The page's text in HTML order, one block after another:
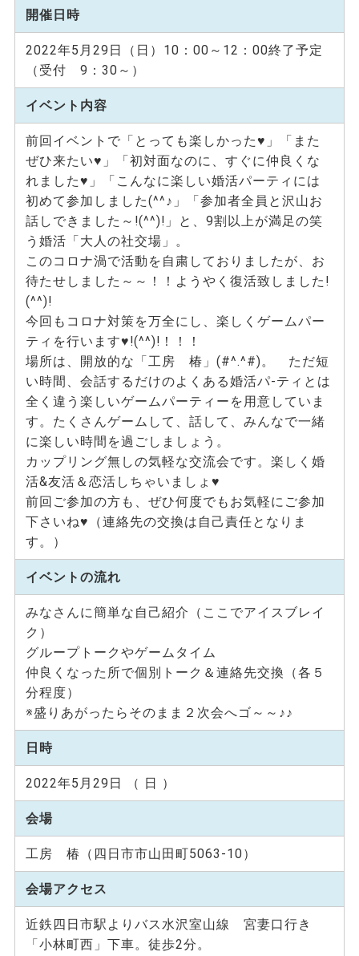
開催日時
2022年5月29日（日）10：00～12：00終了予定
（受付 9：30～）
イベント内容
前回イベントで「とっても楽しかった♥」「また
ぜひ来たい♥」「初対面なのに、すぐに仲良くな
れました♥」「こんなに楽しい婚活パーティには
初めて参加しました(^^♪」「参加者全員と沢山お
話しできました～!(^^)!」と、9割以上が満足の笑
う婚活「大人の社交場」。
このコロナ渦で活動を自粛しておりましたが、お
待たせしました～～！！ようやく復活致しました!
(^^)!
今回もコロナ対策を万全にし、楽しくゲームパー
ティを行います♥!(^^)!！！！
場所は、開放的な「工房 椿」(#^.^#)。 ただ短
い時間、会話するだけのよくある婚活パ-ティとは
全く違う楽しいゲームパーティーを用意していま
す。たくさんゲームして、話して、みんなで一緒
に楽しい時間を過ごしましょう。
カップリング無しの気軽な交流会です。楽しく婚
活&友活＆恋活しちゃいましょ♥
前回ご参加の方も、ぜひ何度でもお気軽にご参加
下さいね♥（連絡先の交換は自己責任となりま
す。）
イベントの流れ
みなさんに簡単な自己紹介（ここでアイスブレイ
ク）
グループトークやゲームタイム
仲良くなった所で個別トーク＆連絡先交換（各５
分程度）
※盛りあがったらそのまま２次会へゴ～～♪♪
日時
2022年5月29日 （ 日 ）
会場
工房 椿（四日市市山田町5063-10）
会場アクセス
近鉄四日市駅よりバス水沢室山線 宮妻口行き
「小林町西」下車。徒歩2分。